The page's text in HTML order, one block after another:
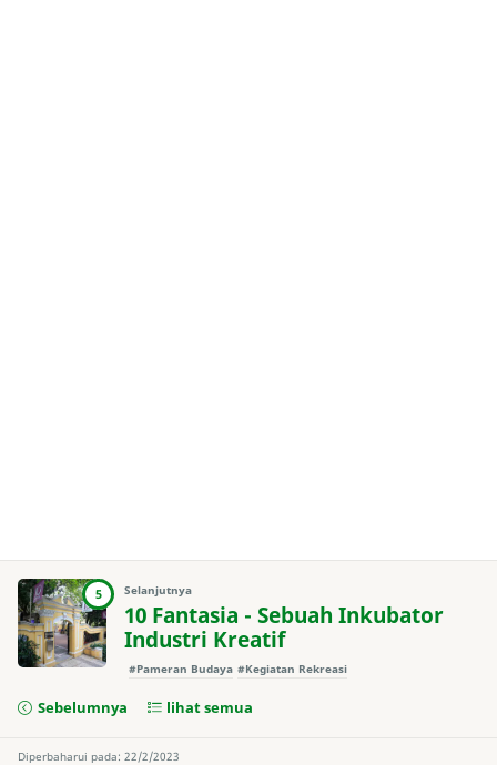
5 Selanjutnya
10 Fantasia - Sebuah Inkubator
Industri Kreatif
#Pameran Budaya #Kegiatan Rekreasi
Sebelumnya lihat semua
Diperbaharui pada: 22/2/2023